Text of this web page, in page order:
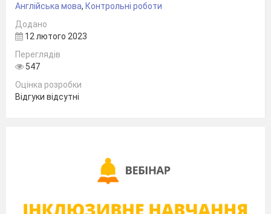
to see and visit in your country.
Англійська мова, Контрольні роботи
Додано
12 лютого 2023
Переглядів
547
Оцінка розробки
Відгуки відсутні